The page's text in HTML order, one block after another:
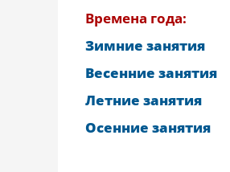
Времена года:
Зимние занятия
Весенние занятия
Летние занятия
Осенние занятия